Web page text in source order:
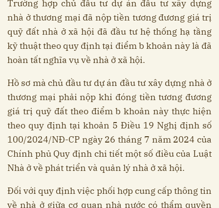
Trường hợp chủ đầu tư dự án đầu tư xây dựng
nhà ở thương mại đã nộp tiền tương đương giá trị
quỹ đất nhà ở xã hội đã đầu tư hệ thống hạ tầng
kỹ thuật theo quy định tại điểm b khoản này là đã
hoàn tất nghĩa vụ về nhà ở xã hội.
Hồ sơ mà chủ đầu tư dự án đầu tư xây dựng nhà ở
thương mại phải nộp khi đóng tiền tương đương
giá trị quỹ đất theo điểm b khoản này thực hiện
theo quy định tại khoản 5 Điều 19 Nghị định số
100/2024/NĐ-CP ngày 26 tháng 7 năm 2024 của
Chính phủ Quy định chi tiết một số điều của Luật
Nhà ở về phát triển và quản lý nhà ở xã hội.
Đối với quy định việc phối hợp cung cấp thông tin
về nhà ở giữa cơ quan nhà nước có thẩm quyền